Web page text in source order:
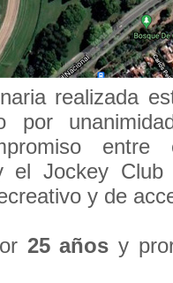
realizada
por
entre
el Jockey
y de
25 años y